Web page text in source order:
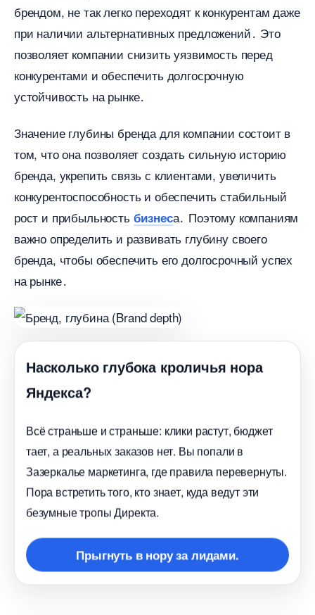
рендом, не так легко переходят к конкурентам даже
при наличии альтернативных предложений․ Это
позволяет компании снизить уязвимость перед
конкурентами и обеспечить долгосрочную
устойчивость на рынке․
Значение глубины бренда для компании состоит
том, что она позволяет создать сильную историю
ренда, укрепить связь с клиентами, увеличить
конкурентоспособность и обеспечить стабильный
рост и прибыльность изнеса․ Поэтому компаниям
ажно определить и развивать глубину своего
ренда, чтобы обеспечить его долгосрочный успех
на рынке․
Насколько глубока кроличья нора
Яндекса?
сё страньше и страньше: клики растут, бюджет
тает, а реальных заказов нет. Вы попали
Зазеркалье маркетинга, где правила перевернуты.
Пора встретить того, кто знает, куда ведут эти
езумные тропы Директа.
Прыгнуть в нору за лидами.